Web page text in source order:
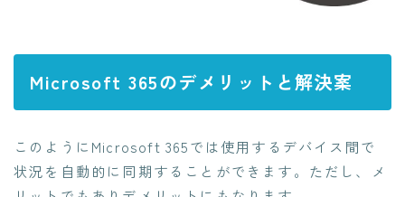
Microsoft 365のデメリットと解決案
このようにMicrosoft 365では使用するデバイス間で
状況を自動的に同期することができます。ただし、メ